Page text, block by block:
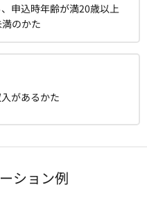
申込時年齢が満20歳以上
のかた
があるかた
ション例